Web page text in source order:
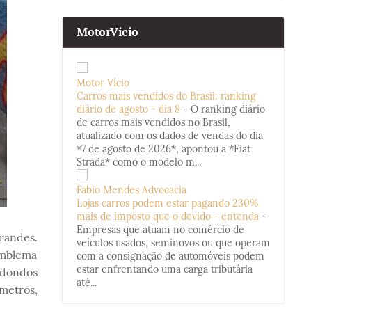
MotorVicio
Motor Vício
Carros mais vendidos do Brasil: ranking
diário de agosto - dia 8 - O ranking diário
de carros mais vendidos no Brasil,
atualizado com os dados de vendas do dia
*7 de agosto de 2026*, apontou a *Fiat
Strada* como o modelo m...
Fabio Mendes Advocacia
Lojas carros podem estar pagando 230%
mais de imposto que o devido - entenda -
Empresas que atuam no comércio de
veículos usados, seminovos ou que operam
com a consignação de automóveis podem
estar enfrentando uma carga tributária
até...